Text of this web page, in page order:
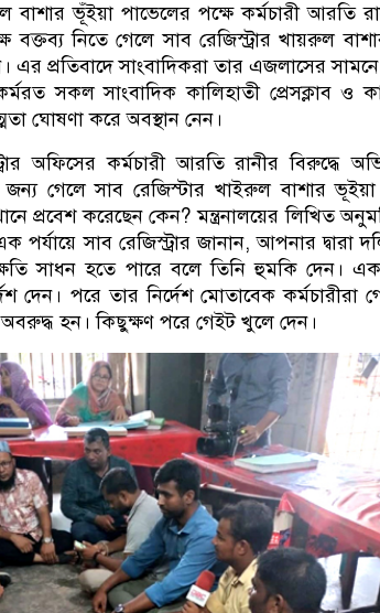
বাশার ভূঁইয়া পাভেলের পক্ষে কর্মচারী আরতি
বক্তব্য নিতে গেলে সাব রেজিস্ট্রার খায়রুল
প্রতিবাদে সাংবাদিকরা তার এজলাসের সামনে
সকল সাংবাদিক কালিহাতী প্রেসক্লাব ও
ঘোষণা করে অবস্থান নেন।
অফিসের কর্মচারী আরতি রানীর বিরুদ্ধে
জন্য গেলে সাব রেজিস্টার খাইরুল বাশার
প্রবেশ করেছেন কেন? মন্ত্রনালয়ের লিখিত
সাব রেজিস্ট্রার জানান, আপনার দ্বারা
সাধন হতে পারে বলে তিনি হুমকি দেন। এক
দেন। পরে তার নির্দেশ মোতাবেক কর্মচারীরা
অবরুদ্ধ হন। কিছুক্ষণ পরে গেইট খুলে দেন।